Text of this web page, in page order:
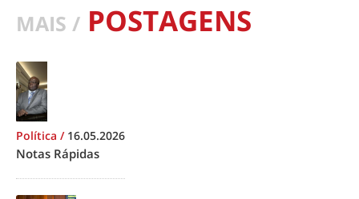
MAIS / POSTAGENS
Política / 16.05.2026
Notas Rápidas